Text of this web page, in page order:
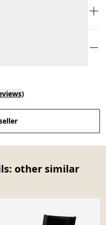
)
other similar